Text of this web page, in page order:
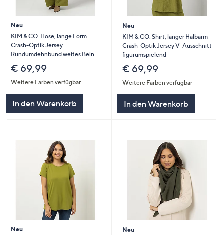
Neu
KIM & CO. Hose, lange Form
Crash-Optik Jersey
Rundumdehnbund weites Bein
€ 69,99
Weitere Farben verfügbar
In den Warenkorb
Neu
KIM & CO. Shirt, langer Halbarm
Crash-Optik Jersey V-Ausschnitt
figurumspielend
€ 69,99
Weitere Farben verfügbar
In den Warenkorb
Neu
Neu